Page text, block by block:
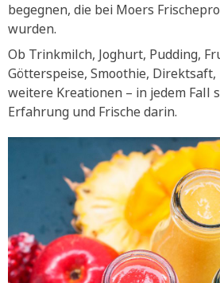
begegnen, die bei Moers
wurden.
Ob Trinkmilch, Joghurt, Pudding,
Götterspeise, Smoothie,
weitere Kreationen – in jedem Fall
Erfahrung und Frische darin.